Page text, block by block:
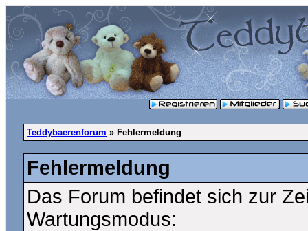
Teddybaerenforum » Fehlermeldung
Fehlermeldung
Das Forum befindet sich zur
Wartungsmodus: